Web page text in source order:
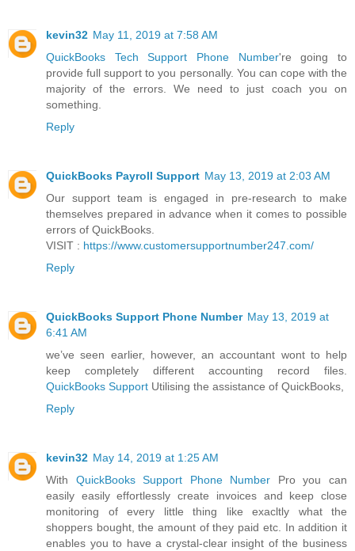
kevin32 May 11, 2019 at 7:58 AM
QuickBooks Tech Support Phone Number're going to
provide full support to you personally. You can cope with the
majority of the errors. We need to just coach you on
something.
Reply
QuickBooks Payroll Support May 13, 2019 at 2:03 AM
Our support team is engaged in pre-research to make
themselves prepared in advance when it comes to possible
errors of QuickBooks.
VISIT : https://www.customersupportnumber247.com/
Reply
QuickBooks Support Phone Number May 13, 2019 at
6:41 AM
we’ve seen earlier, however, an accountant wont to help
keep completely different accounting record files.
QuickBooks Support Utilising the assistance of QuickBooks,
Reply
kevin32 May 14, 2019 at 1:25 AM
With QuickBooks Support Phone Number Pro you can
easily easily effortlessly create invoices and keep close
monitoring of every little thing like exacltly what the
shoppers bought, the amount of they paid etc. In addition it
enables you to have a crystal-clear insight of the business